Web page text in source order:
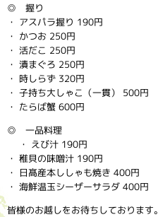
◎ 握り
・ アスパラ握り 190円
・ かつお 250円
・ 活だこ 250円
・ 漬まぐろ 250円
・ 時しらず 320円
・ 子持ち大しゃこ（一貫） 500円
・ たらば蟹 600円
◎ 一品料理
・ えび汁 190円
・ 稚貝の味噌汁 190円
・ 日髙産本ししゃも焼き 400円
・ 海鮮温玉シーザーサラダ 400円
皆様のお越しをお待ちしております。